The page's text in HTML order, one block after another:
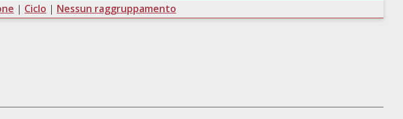
| Ciclo | Nessun raggruppamento